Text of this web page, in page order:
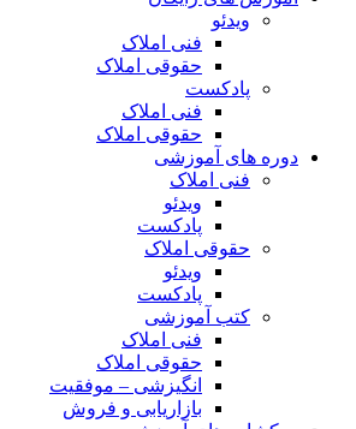
ویدئو
فنی املاک
حقوقی املاک
پادکست
فنی املاک
حقوقی املاک
دوره های آموزشی
فنی املاک
ویدئو
پادکست
حقوقی املاک
ویدئو
پادکست
کتب آموزشی
فنی املاک
حقوقی املاک
انگیزشی – موفقیت
بازاریابی و فروش